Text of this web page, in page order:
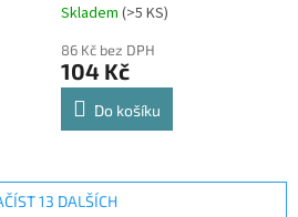
Průměrné
produktu
je
5,0
Skladem (>5 KS)
86 Kč bez DPH
104 Kč
Do košíku
13 DALŠÍCH